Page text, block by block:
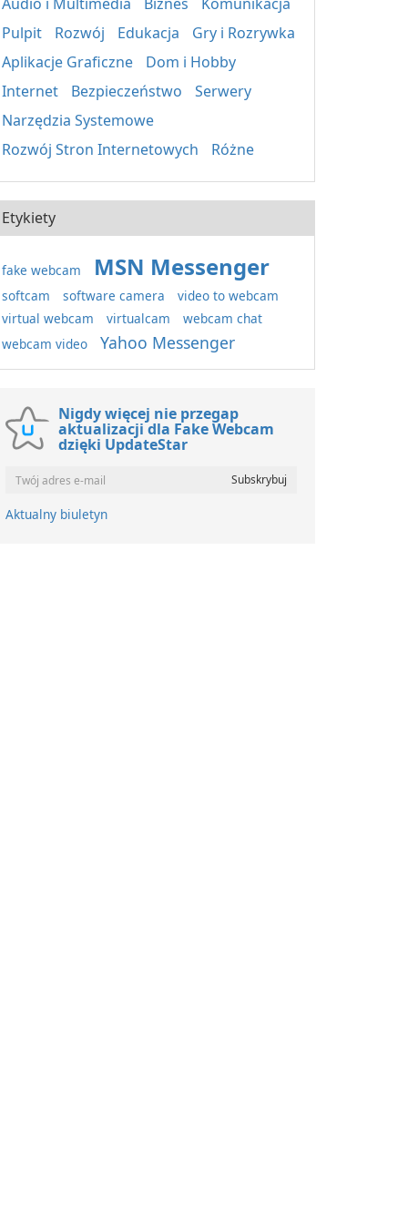
Pulpit
Rozwój Edukacja
Gry i Rozrywka
Aplikacje Graficzne
Dom i Hobby
Internet
Bezpieczeństwo
Serwery
Narzędzia Systemowe
Rozwój Stron Internetowych
Różne
Etykiety
fake webcam MSN Messenger
softcam software camera
video to webcam
virtual webcam
virtualcam
webcam chat
webcam video
Yahoo Messenger
Nigdy więcej nie przegap
aktualizacji dla Fake Webcam
dzięki UpdateStar
Aktualny biuletyn